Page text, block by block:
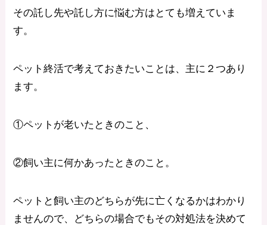
その託し先や託し方に悩む方はとても増えていま
す。
ペット終活で考えておきたいことは、主に２つあり
ます。
①ペットが老いたときのこと、
②飼い主に何かあったときのこと。
ペットと飼い主のどちらが先に亡くなるかはわかり
ませんので、どちらの場合でもその対処法を決めて